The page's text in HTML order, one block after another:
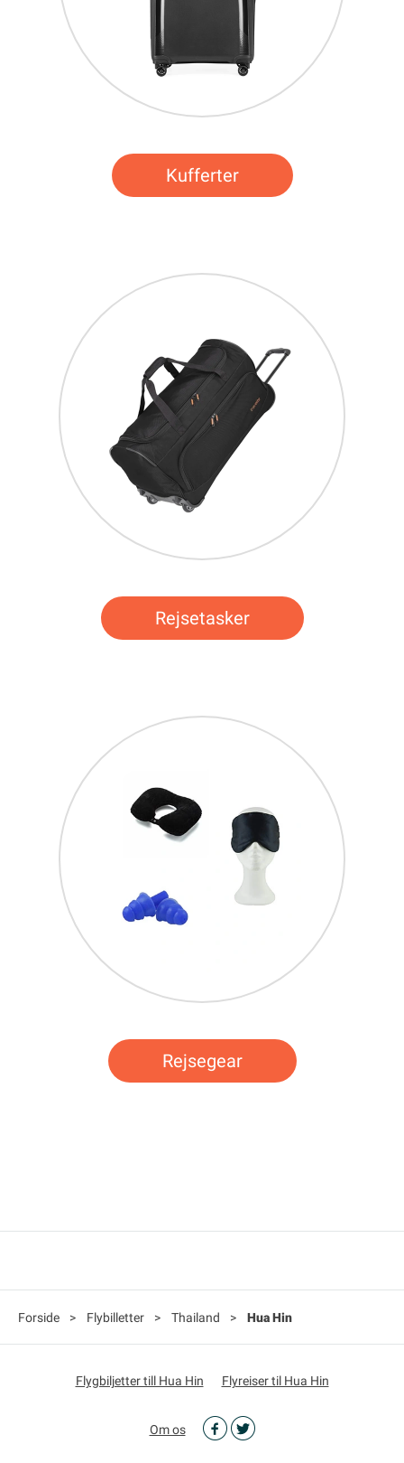
Kufferter
Rejsetasker
Rejsegear
Forside > Flybilletter > Thailand > Hua Hin
Flygbiljetter till Hua Hin Flyreiser til Hua Hin
Om os